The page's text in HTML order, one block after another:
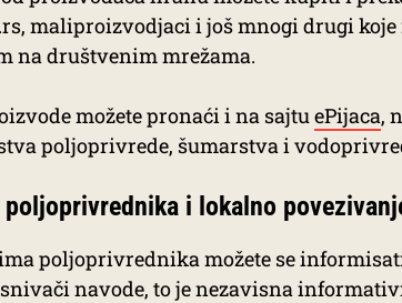
maliproizvodjaci i još mnogi drugi
na društvenim mrežama.
možete pronaći i na sajtu ePijaca,
poljoprivrede, šumarstva i
i lokalno
poljoprivrednika možete se
navode, to je nezavisna